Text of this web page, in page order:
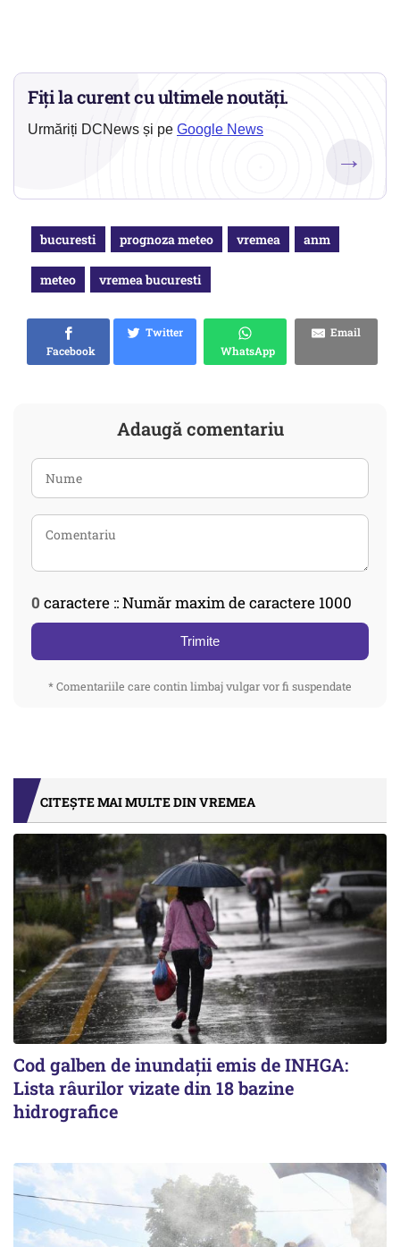
Fiți la curent cu ultimele noutăți.
Urmăriți DCNews și pe Google News
→
bucuresti prognoza meteo vremea anm
meteo vremea bucuresti
Facebook
Twitter
WhatsApp
Email
Adaugă comentariu
0 caractere :: Număr maxim de caractere 1000
Trimite
* Comentariile care contin limbaj vulgar vor fi suspendate
CITEȘTE MAI MULTE DIN VREMEA
Cod galben de inundații emis de INHGA:
Lista râurilor vizate din 18 bazine
hidrografice